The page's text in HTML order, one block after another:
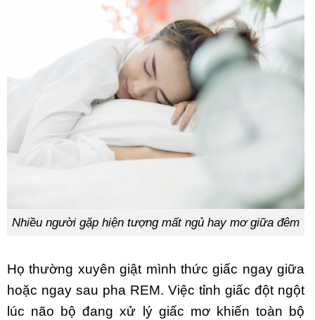
Nhiều người gặp hiện tượng mất ngủ hay mơ giữa đêm
Họ thường xuyên giật mình thức giấc ngay giữa
hoặc ngay sau pha REM. Việc tỉnh giấc đột ngột
lúc não bộ đang xử lý giấc mơ khiến toàn bộ